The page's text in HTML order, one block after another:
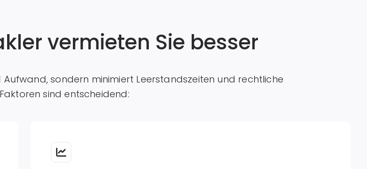
vermieten Sie besser
sondern minimiert Leerstandszeiten und rechtliche
Faktoren sind entscheidend: